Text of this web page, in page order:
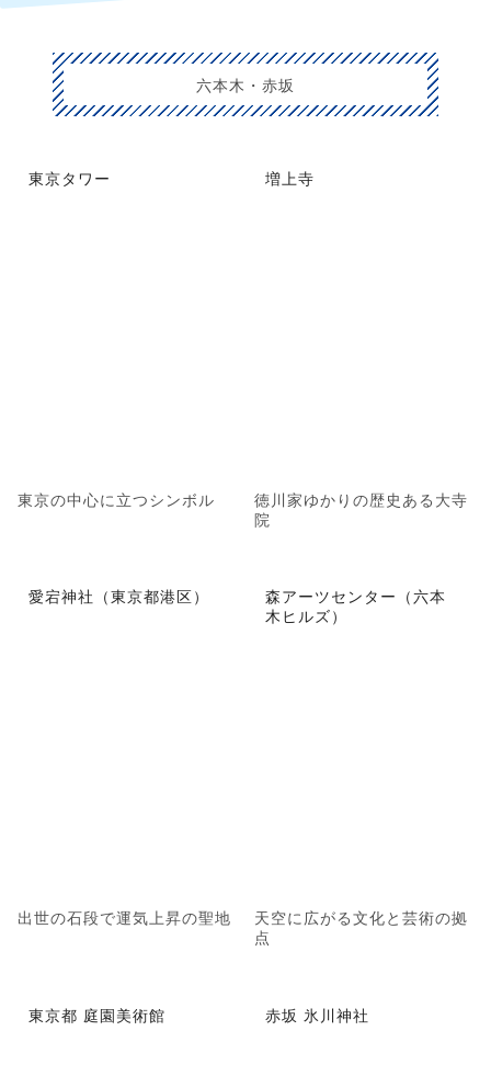
六本木・赤坂
東京タワー
東京の中心に立つシンボル
増上寺
徳川家ゆかりの歴史ある大寺
院
愛宕神社（東京都港区）
出世の石段で運気上昇の聖地
森アーツセンター（六本
木ヒルズ）
天空に広がる文化と芸術の拠
点
東京都 庭園美術館 赤坂 氷川神社